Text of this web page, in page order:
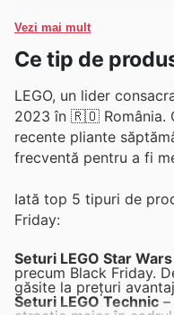
Vezi mai mult
Ce tip de
LEGO, un lider
2023 în 🇷🇴 România.
recente pliante
frecventă pentru a fi
Iată top 5 tipuri de
Friday:
Seturi LEGO Star Wars
precum Black Friday.
găsite la prețuri
Seturi LEGO Technic